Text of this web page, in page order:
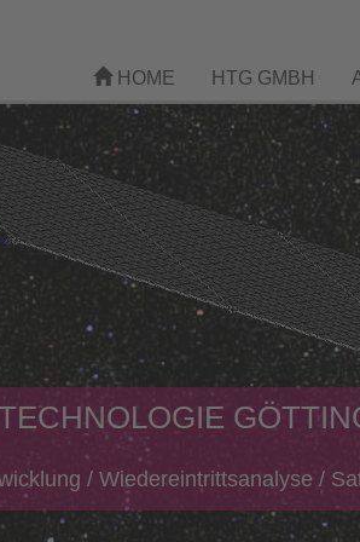
HOME HTG GMBH
/ Wiedereintrittsanalyse /